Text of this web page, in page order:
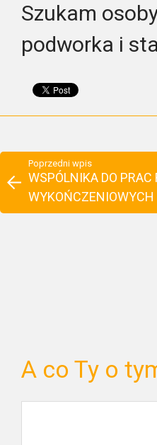
Szukam
podworka i
Poprzedni wpis
WSPÓLNIKA DO PRAC
WYKOŃCZENIOWYCH
A co Ty o